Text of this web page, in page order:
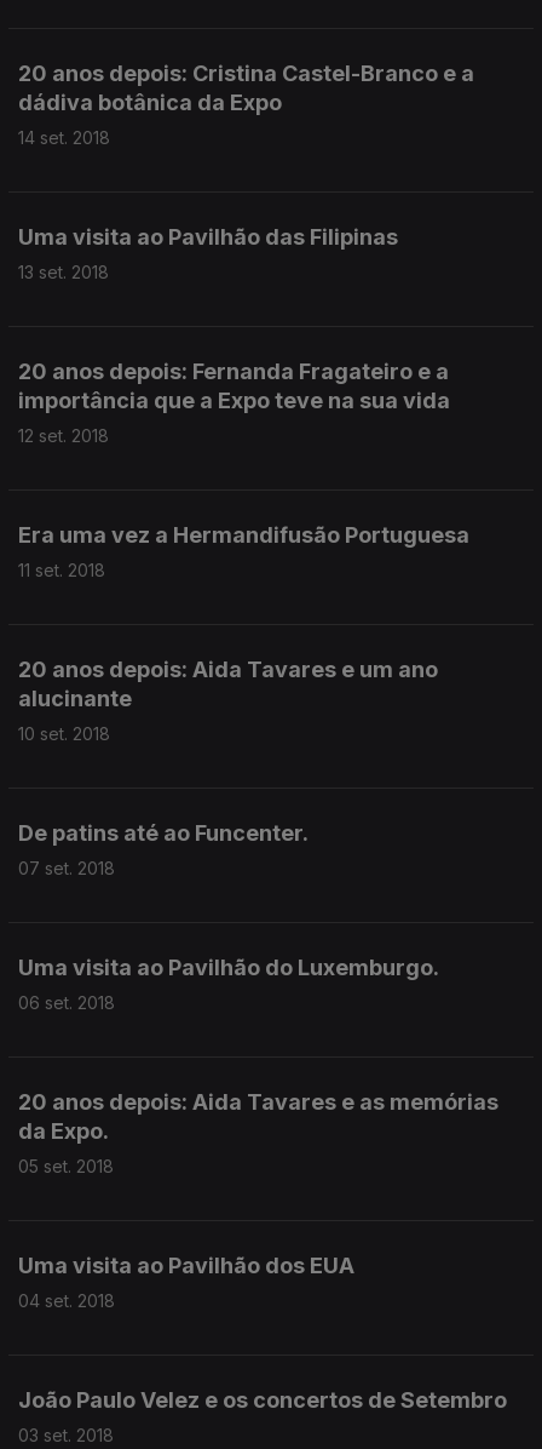
20 anos depois: Cristina Castel-Branco e a
dádiva botânica da Expo
14 set. 2018
Uma visita ao Pavilhão das Filipinas
13 set. 2018
20 anos depois: Fernanda Fragateiro e a
importância que a Expo teve na sua vida
12 set. 2018
Era uma vez a Hermandifusão Portuguesa
11 set. 2018
20 anos depois: Aida Tavares e um ano
alucinante
10 set. 2018
De patins até ao Funcenter.
07 set. 2018
Uma visita ao Pavilhão do Luxemburgo.
06 set. 2018
20 anos depois: Aida Tavares e as memórias
da Expo.
05 set. 2018
Uma visita ao Pavilhão dos EUA
04 set. 2018
João Paulo Velez e os concertos de Setembro
03 set. 2018